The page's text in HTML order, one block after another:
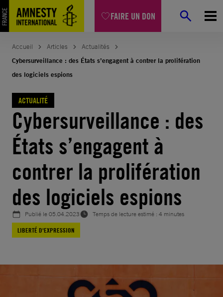
FAIRE UN DON
Aller
au
contenu
Accueil Articles
Actualités
Cybersurveillance : des États s’engagent à contrer la prolifération
des logiciels espions
ACTUALITÉ
Cybersurveillance : des
États s’engagent à
contrer la prolifération
des logiciels espions
Publié le05.04.2023
Temps de lecture estimé : 4 minutes
LIBERTÉ D'EXPRESSION